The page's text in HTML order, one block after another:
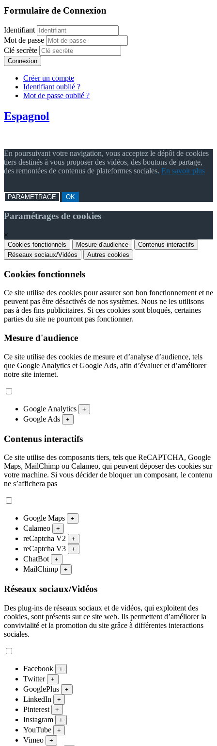
Formulaire de Connexion
Identifiant
Mot de passe
Clé secrète
Connexion
Créer un compte
Identifiant oublié ?
Mot de passe oublié ?
Espagnol
En poursuivant votre navigation, vous acceptez le dépôt de cookies
tiers destinés à vous proposer des vidéos, des boutons de partage,
des remontées de contenus de plateformes sociales. En savoir plus
PARAMETRAGE OK
Paramétrages de cookies
×
Cookies fonctionnels Mesure d'audience
Contenus interactifs
Réseaux sociaux/Vidéos
Autres cookies
Cookies fonctionnels
Ce site utilise des cookies pour assurer son bon fonctionnement et ne
peuvent pas être désactivés de nos systèmes. Nous ne les utilisons
pas à des fins publicitaires. Si ces cookies sont bloqués, certaines
parties du site ne pourront pas fonctionner.
Mesure d'audience
Ce site utilise des cookies de mesure et d’analyse d’audience, tels
que Google Analytics et Google Ads, afin d’évaluer et d’améliorer
notre site internet.
Google Analytics +
Google Ads +
Contenus interactifs
Ce site utilise des composants tiers, tels que ReCAPTCHA, Google
Maps, MailChimp ou Calameo, qui peuvent déposer des cookies sur
votre machine. Si vous décider de bloquer un composant, le contenu
ne s’affichera pas
Google Maps +
Calameo +
reCaptcha V2 +
reCaptcha V3 +
ChatBot +
MailChimp +
Réseaux sociaux/Vidéos
Des plug-ins de réseaux sociaux et de vidéos, qui exploitent des
cookies, sont présents sur ce site web. Ils permettent d’améliorer la
convivialité et la promotion du site grâce à différentes interactions
sociales.
Facebook +
Twitter +
GooglePlus +
LinkedIn +
Pinterest +
Instagram +
YouTube +
Vimeo +